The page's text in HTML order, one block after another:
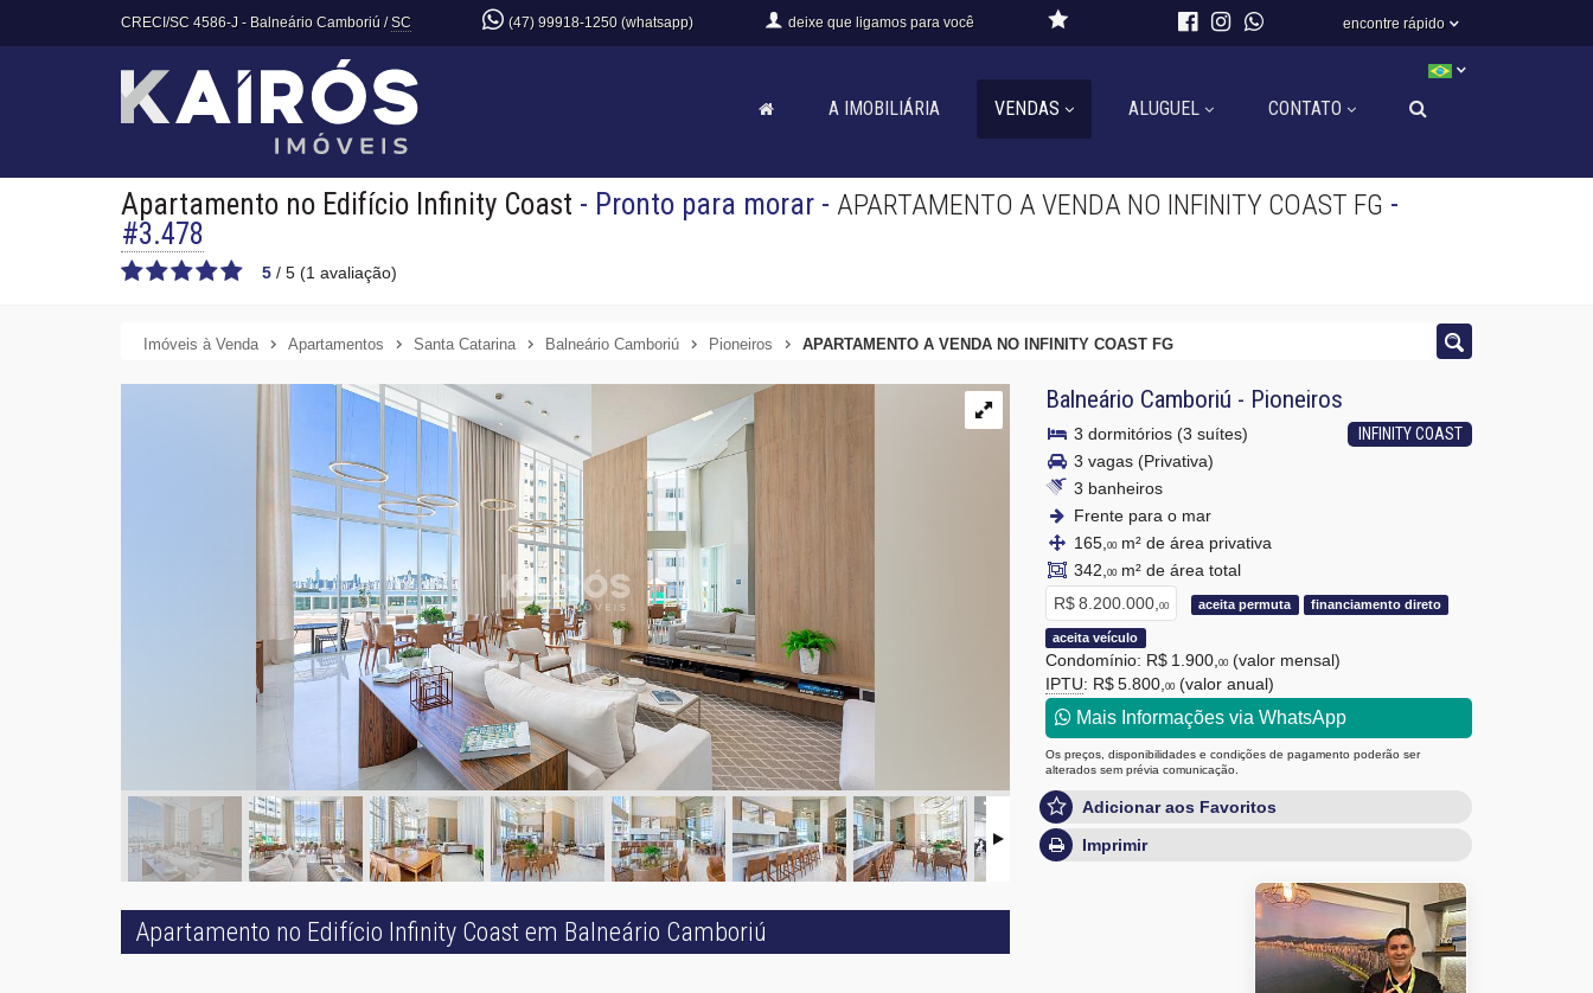
CRECI/SC 4586-J - Balneário Camboriú /SC (47) 99918-1250 (whatsapp) deixe que ligamos para você encontre rápido
A IMOBILIÁRIA VENDAS ALUGUEL CONTATO
Apartamento no Edifício Infinity Coast - Pronto para morar - APARTAMENTO A VENDA NO INFINITY COAST FG -
#3.478
5 / 5 (1 avaliação)
Imóveis à Venda Apartamentos Santa Catarina Balneário Camboriú Pioneiros APARTAMENTO A VENDA NO INFINITY COAST FG
Apartamento no Edifício Infinity Coast em Balneário Camboriú
Balneário Camboriú - Pioneiros
INFINITY COAST
3 dormitórios (3 suítes)
3 vagas (Privativa)
3 banheiros
Frente para o mar
165, 00m² de área privativa
342, 00m² de área total
R$ 8.200.000, 00 aceita permuta financiamento direto
aceita veículo
Condomínio: R$ 1.900, 00 (valor mensal)
IPTU: R$ 5.800, 00 (valor anual)
Mais Informações via WhatsApp
Os preços, disponibilidades e condições de pagamento poderão ser
alterados sem prévia comunicação.
Adicionar aos Favoritos
Imprimir